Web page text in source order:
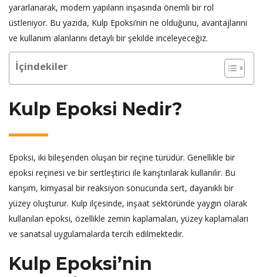
yararlanarak, modern yapıların inşasında önemli bir rol
üstleniyor. Bu yazıda, Kulp Epoksi’nin ne olduğunu, avantajlarını
ve kullanım alanlarını detaylı bir şekilde inceleyeceğiz.
İçindekiler
Kulp Epoksi Nedir?
Epoksi, iki bileşenden oluşan bir reçine türüdür. Genellikle bir
epoksi reçinesi ve bir sertleştirici ile karıştırılarak kullanılır. Bu
karışım, kimyasal bir reaksiyon sonucunda sert, dayanıklı bir
yüzey oluşturur. Kulp ilçesinde, inşaat sektöründe yaygın olarak
kullanılan epoksi, özellikle zemin kaplamaları, yüzey kaplamaları
ve sanatsal uygulamalarda tercih edilmektedir.
Kulp Epoksi’nin